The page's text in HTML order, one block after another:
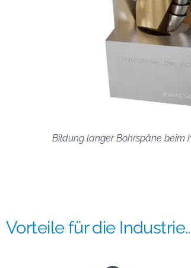
Bildung langer Bohrspäne beim
Vorteile für die